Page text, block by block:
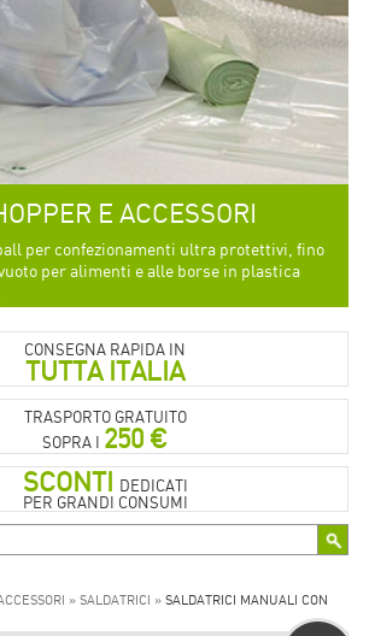
E ACCESSORI
per confezionamenti ultra protettivi, fino
per alimenti e alle borse in plastica
CONSEGNA RAPIDA IN
TUTTA ITALIA
TRASPORTO GRATUITO
SOPRA I 250 €
SCONTI DEDICATI
PER GRANDI CONSUMI
» SALDATRICI » SALDATRICI MANUALI CON